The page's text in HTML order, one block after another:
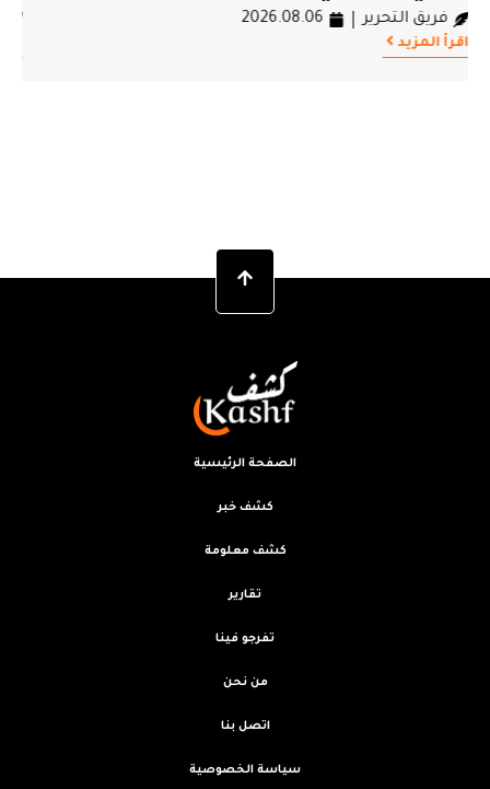
فريق التحرير 2026.08.06
اقرأ المزيد
الصفحة الرئيسية
كشف خبر
كشف معلومة
تقارير
تفرجو فينا
من نحن
اتصل بنا
سياسة الخصوصية